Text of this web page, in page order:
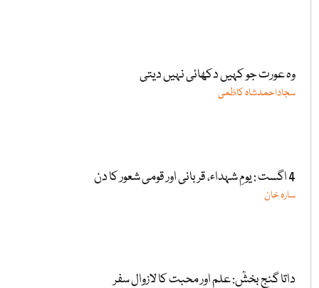
وہ عورت جو کہیں دکھائی نہیں دیتی
سجاداحمدشاہ کاظمی
4 اگست : یومِ شہداء، قربانی اور قومی شعور کا دن
سارہ خان
داتا گنج بخشؒ: علم اور محبت کا لازوال سفر